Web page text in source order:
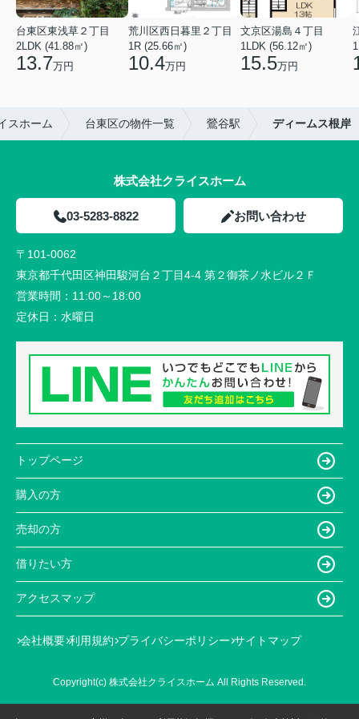
台東区東浅草２丁目
2LDK (41.88㎡)
13.7万円
荒川区西日暮里２丁目
1R (25.66㎡)
10.4万円
文京区湯島４丁目
1LDK (56.12㎡)
15.5万円
スホーム 台東区の物件一覧 鶯谷駅 ディームス根岸
株式会社クライスホーム
03-5283-8822 お問い合わせ
〒101-0062
東京都千代田区神田駿河台２丁目4-4 第２御茶ノ水ビル２Ｆ
営業時間： 11:00～18:00
定休日： 水曜日
トップページ
購入の方
売却の方
借りたい方
アクセスマップ
会社概要 利用規約 プライバシーポリシー サイトマップ
Copyright(c) 株式会社クライスホーム All Rights Reserved.